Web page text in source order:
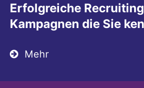
Erfolgreiche
Kampagnen die Sie
Mehr